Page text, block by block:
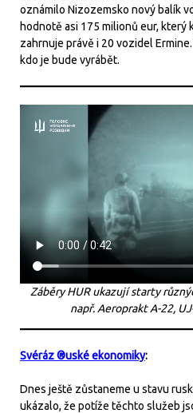
oznámilo Nizozemsko nový balík
hodnotě asi 175 milionů eur, který
zahrnuje právě i 20 vozidel
kdo je bude vyrábět.
Záběry HUR ukazují starty
např. Aeroprakt A-22,
Svéráz ®uské ekonomiky:
Dnes ještě zůstaneme u stavu
ukázalo, že potíže těchto služeb